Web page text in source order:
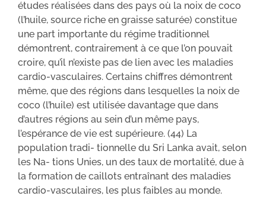
études réalisées dans des pays où la noix de coco
(l’huile, source riche en graisse saturée) constitue
une part importante du régime traditionnel
démontrent, contrairement à ce que l’on pouvait
croire, qu’il n’existe pas de lien avec les maladies
cardio-vasculaires. Certains chiffres démontrent
même, que des régions dans lesquelles la noix de
coco (l’huile) est utilisée davantage que dans
d’autres régions au sein d’un même pays,
l’espérance de vie est supérieure. (44) La
population tradi- tionnelle du Sri Lanka avait, selon
les Na- tions Unies, un des taux de mortalité, due à
la formation de caillots entraînant des maladies
cardio-vasculaires, les plus faibles au monde.